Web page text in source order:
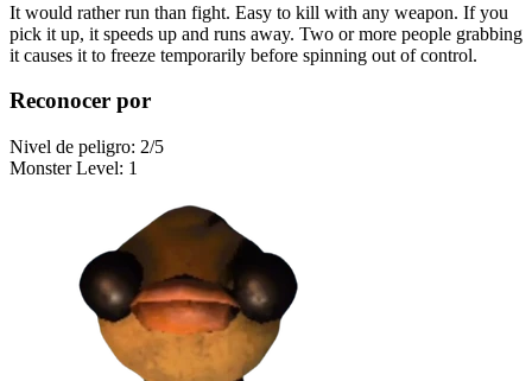
It would rather run than fight. Easy to kill with any weapon. If you
pick it up, it speeds up and runs away. Two or more people grabbing
it causes it to freeze temporarily before spinning out of control.
Reconocer por
Nivel de peligro: 2/5
Monster Level: 1